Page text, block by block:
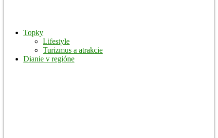
Topky
Lifestyle
Turizmus a atrakcie
Dianie v regióne